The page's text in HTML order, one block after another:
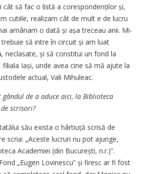
cât să fac o listă a corespondenților și,
cutiile, realizam cât de mult e de lucru
amânam o dată și așa treceau anii. Mi-
să intre în circuit și am luat
neclasate, și să constitui un fond la
Iași, unde avea cine să mă ajute la
actual, Vali Mihuleac.
de a aduce aici, la Biblioteca
scrisori?
său exista o hârtiuță scrisă de
scria: „Aceste lucruri nu pot ajunge,
Academiei (din București, n.r.)”.
„Eugen Lovinescu” și firesc ar fi fost